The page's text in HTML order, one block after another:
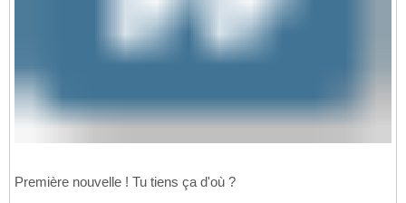
Première nouvelle ! Tu tiens ça d'où ?